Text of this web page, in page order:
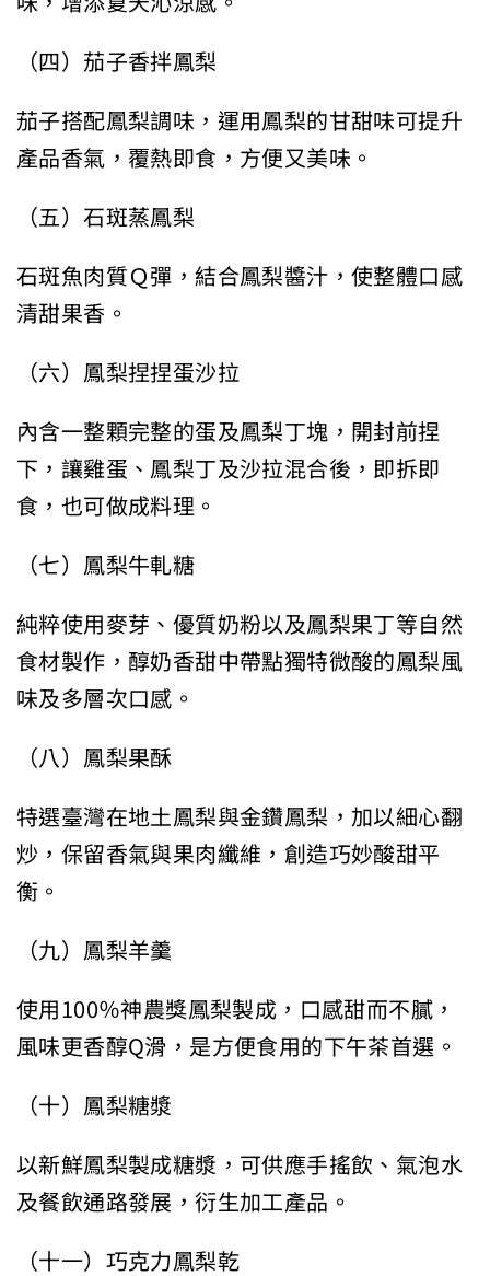
（四）茄子香拌鳳梨
茄子搭配鳳梨調味，運用鳳梨的甘甜味可提升
產品香氣，覆熱即食，方便又美味。
（五）石斑蒸鳳梨
石斑魚肉質Ｑ彈，結合鳳梨醬汁，使整體口感
清甜果香。
（六）鳳梨捏捏蛋沙拉
內含一整顆完整的蛋及鳳梨丁塊，開封前捏
下，讓雞蛋、鳳梨丁及沙拉混合後，即拆即
食，也可做成料理。
（七）鳳梨牛軋糖
純粹使用麥芽、優質奶粉以及鳳梨果丁等自然
食材製作，醇奶香甜中帶點獨特微酸的鳳梨風
味及多層次口感。
（八）鳳梨果酥
特選臺灣在地土鳳梨與金鑽鳳梨，加以細心翻
炒，保留香氣與果肉纖維，創造巧妙酸甜平
衡。
（九）鳳梨羊羹
使用100％神農獎鳳梨製成，口感甜而不膩，
風味更香醇Q滑，是方便食用的下午茶首選。
（十）鳳梨糖漿
以新鮮鳳梨製成糖漿，可供應手搖飲、氣泡水
及餐飲通路發展，衍生加工產品。
（十一）巧克力鳳梨乾